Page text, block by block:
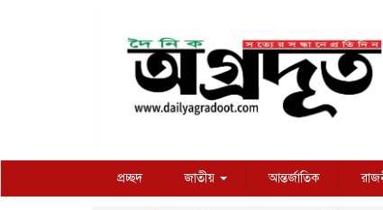
প্রচ্ছদ জাতীয় আন্তর্জাতিক